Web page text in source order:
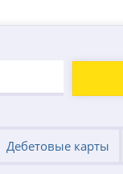
Дебетовые карты